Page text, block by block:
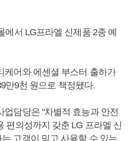
에서 LG프라엘 신제품 2종 예
케어와 에센셜 부스터 출하가
만9천 원으로 책정됐다.
업담당은 "차별적 효능과 안전
편의성까지 갖춘 LG 프라엘 신
고객이 믿고 사용할 수 있는